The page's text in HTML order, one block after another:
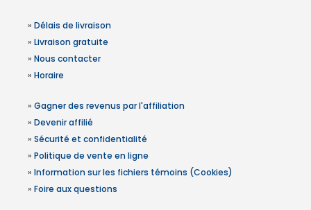
» Délais de livraison
» Livraison gratuite
» Nous contacter
» Horaire
» Gagner des revenus par l'affiliation
» Devenir affilié
» Sécurité et confidentialité
» Politique de vente en ligne
» Information sur les fichiers témoins (Cookies)
» Foire aux questions